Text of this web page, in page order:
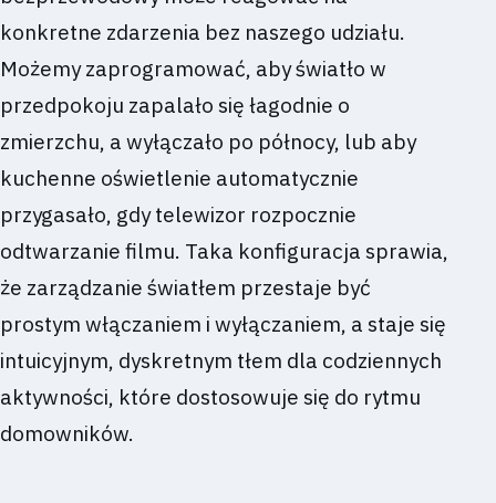
konkretne zdarzenia bez naszego udziału.
Możemy zaprogramować, aby światło w
przedpokoju zapalało się łagodnie o
zmierzchu, a wyłączało po północy, lub aby
kuchenne oświetlenie automatycznie
przygasało, gdy telewizor rozpocznie
odtwarzanie filmu. Taka konfiguracja sprawia,
że zarządzanie światłem przestaje być
prostym włączaniem i wyłączaniem, a staje się
intuicyjnym, dyskretnym tłem dla codziennych
aktywności, które dostosowuje się do rytmu
domowników.